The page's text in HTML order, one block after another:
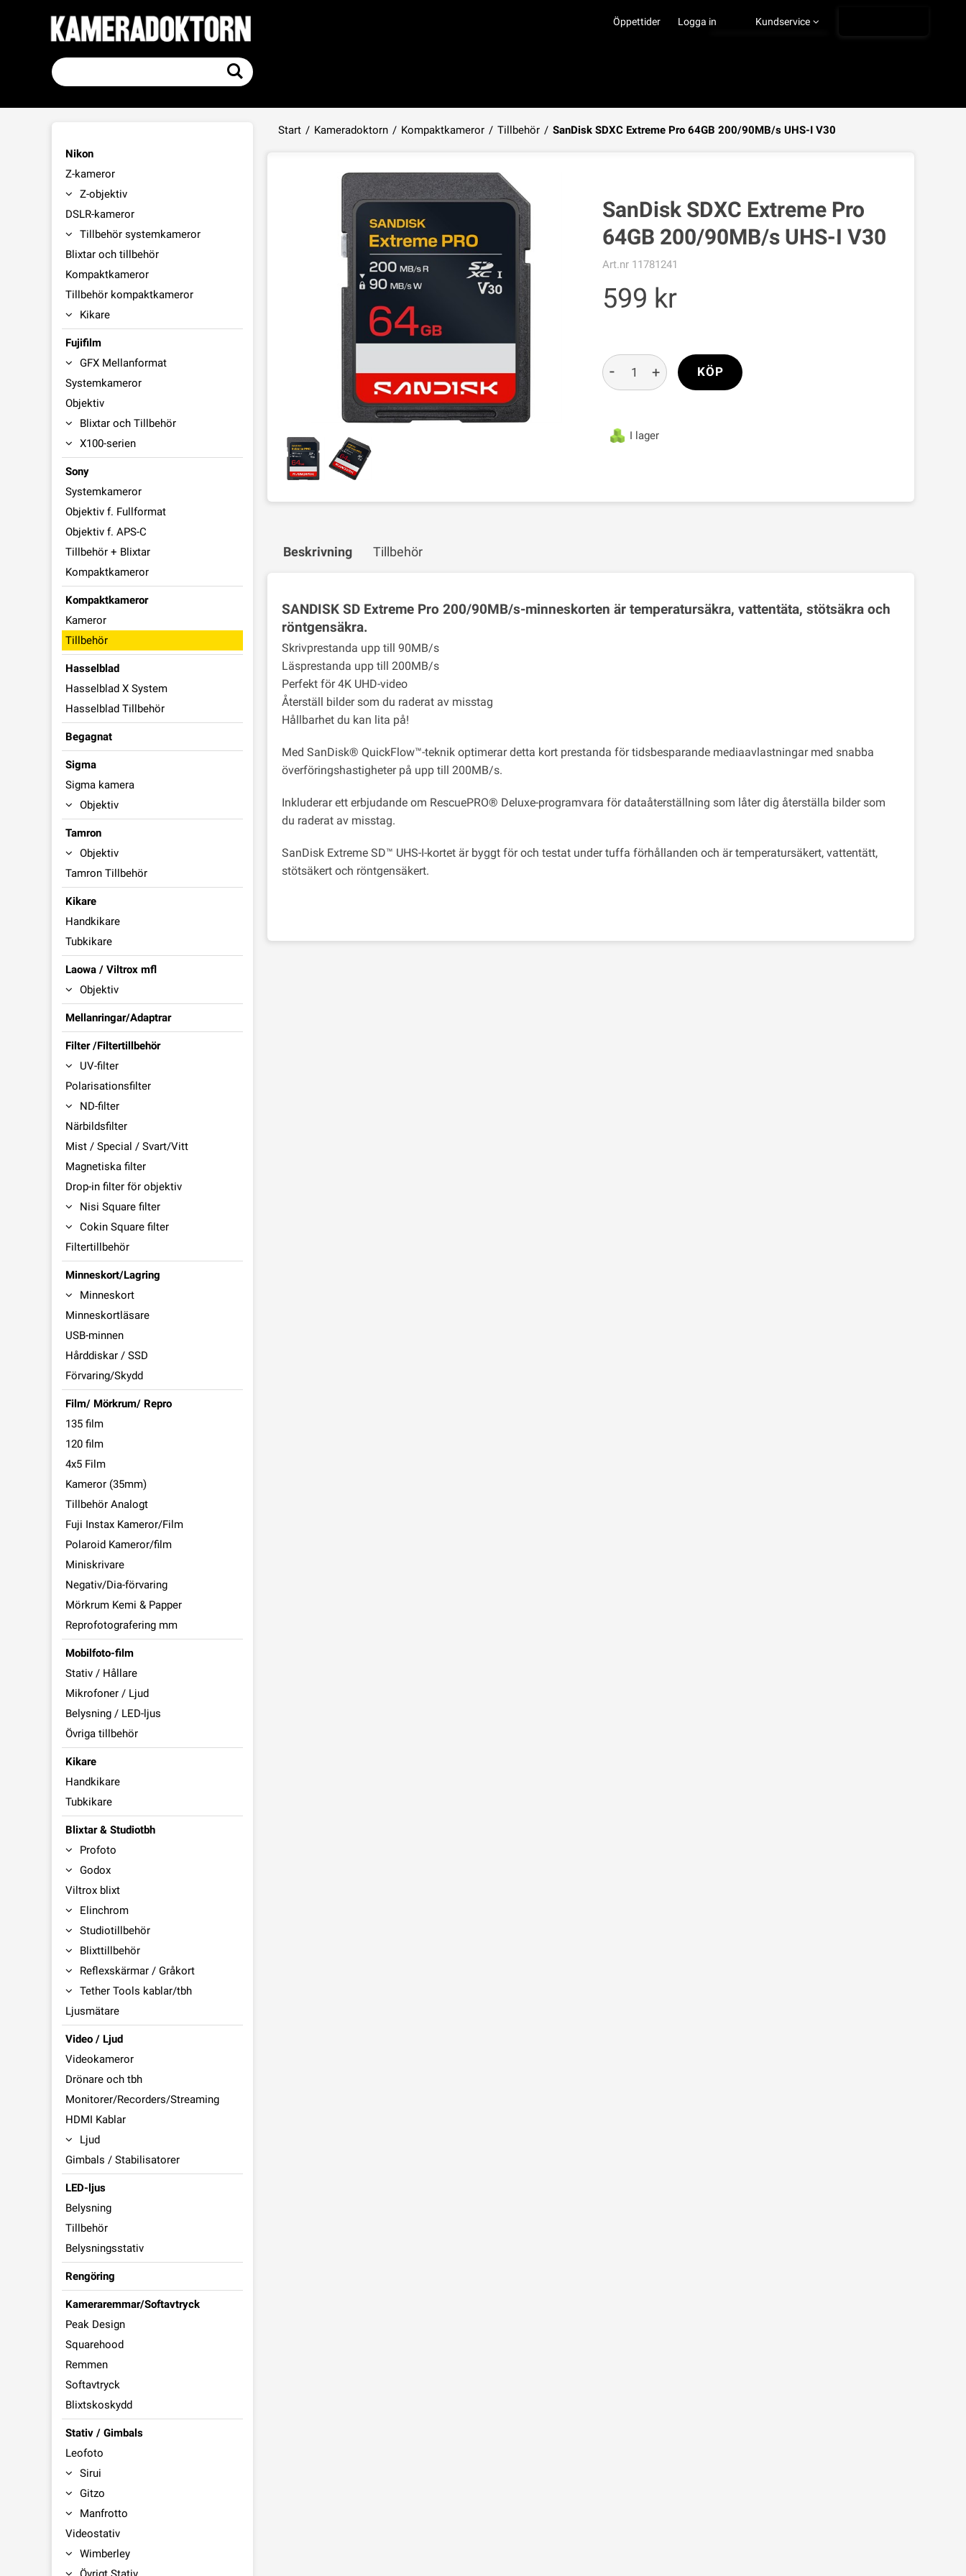
Öppettider Kundservice
Ångra köp
Logga in
Start / Kameradoktorn / Kompaktkameror / Tillbehör / SanDisk SDXC Extreme Pro 64GB 200/90MB/s UHS-I V30
Nikon
Z-kameror
Z-objektiv
DSLR-kameror
Tillbehör systemkameror
Blixtar och tillbehör
Kompaktkameror
Tillbehör kompaktkameror
Kikare
Fujifilm
GFX Mellanformat
Systemkameror
Objektiv
Blixtar och Tillbehör
X100-serien
Sony
Systemkameror
Objektiv f. Fullformat
Objektiv f. APS-C
Tillbehör + Blixtar
Kompaktkameror
Kompaktkameror
Kameror
Tillbehör
Hasselblad
Hasselblad X System
Hasselblad Tillbehör
Begagnat
Sigma
Sigma kamera
Objektiv
Tamron
Objektiv
Tamron Tillbehör
Kikare
Handkikare
Tubkikare
Laowa / Viltrox mfl
Objektiv
Mellanringar/Adaptrar
Filter /Filtertillbehör
UV-filter
Polarisationsfilter
ND-filter
Närbildsfilter
Mist / Special / Svart/Vitt
Magnetiska filter
Drop-in filter för objektiv
Nisi Square filter
Cokin Square filter
Filtertillbehör
Minneskort/Lagring
Minneskort
Minneskortläsare
USB-minnen
Hårddiskar / SSD
Förvaring/Skydd
Film/ Mörkrum/ Repro
135 film
120 film
4x5 Film
Kameror (35mm)
Tillbehör Analogt
Fuji Instax Kameror/Film
Polaroid Kameror/film
Miniskrivare
Negativ/Dia-förvaring
Mörkrum Kemi & Papper
Reprofotografering mm
Mobilfoto-film
Stativ / Hållare
Mikrofoner / Ljud
Belysning / LED-ljus
Övriga tillbehör
Kikare
Handkikare
Tubkikare
Blixtar & Studiotbh
Profoto
Godox
Viltrox blixt
Elinchrom
Studiotillbehör
Blixttillbehör
Reflexskärmar / Gråkort
Tether Tools kablar/tbh
Ljusmätare
Video / Ljud
Videokameror
Drönare och tbh
Monitorer/Recorders/Streaming
HDMI Kablar
Ljud
Gimbals / Stabilisatorer
LED-ljus
Belysning
Tillbehör
Belysningsstativ
Rengöring
Kameraremmar/Softavtryck
Peak Design
Squarehood
Remmen
Softavtryck
Blixtskoskydd
Stativ / Gimbals
Leofoto
Sirui
Gitzo
Manfrotto
Videostativ
Wimberley
SanDisk SDXC Extreme Pro
64GB 200/90MB/s UHS-I V30
Art.nr 11781241
599
I lager
- + KÖP
Beskrivning Tillbehör
SANDISK SD Extreme Pro 200/90MB/s-minneskorten är temperatursäkra, vattentäta, stötsäkra och
röntgensäkra.
Skrivprestanda upp till 90MB/s
Läsprestanda upp till 200MB/s
Perfekt för 4K UHD-video
Återställ bilder som du raderat av misstag
Hållbarhet du kan lita på!
Med SanDisk® QuickFlow™-teknik optimerar detta kort prestanda för tidsbesparande mediaavlastningar med snabba
överföringshastigheter på upp till 200MB/s.
Inkluderar ett erbjudande om RescuePRO® Deluxe-programvara för dataåterställning som låter dig återställa bilder som
du raderat av misstag.
SanDisk Extreme SD™ UHS-I-kortet är byggt för och testat under tuffa förhållanden och är temperatursäkert, vattentätt,
stötsäkert och röntgensäkert.